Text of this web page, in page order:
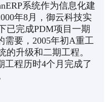
系统作为信息化建
年8月，御云科技实
已完成PDM项目一期
需要，2005年初A重工
的升级和二期工程。
工程历时4个月完成了